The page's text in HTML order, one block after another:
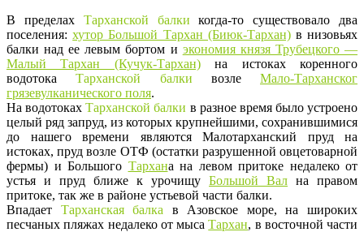
В пределах Тарханской балки когда-то существовало два
поселения:хутор Большой Тархан (Биюк-Тархан)в низовьях
балки над ее левым бортом и экономия князя Трубецкого —
Малый Тархан (Кучук-Тархан)на истоках коренного
водотокаТарханской балки возле Мало-Тарханског
грязевулканического поля.
На водотокахТарханской балки в разное время было устроено
целый ряд запруд, из которых крупнейшими, сохранившимися
до нашего времени являются Малотарханский пруд на
истоках, пруд возле ОТФ (остатки разрушенной овцетоварной
фермы) и Большого Тархана на левом притоке недалеко от
устья и пруд ближе к урочищу Большой Вал на правом
притоке, так же в районе устьевой части балки.
Впадает Тарханская балка в Азовское море, на широких
песчаных пляжах недалеко от мысаТархан, в восточной части